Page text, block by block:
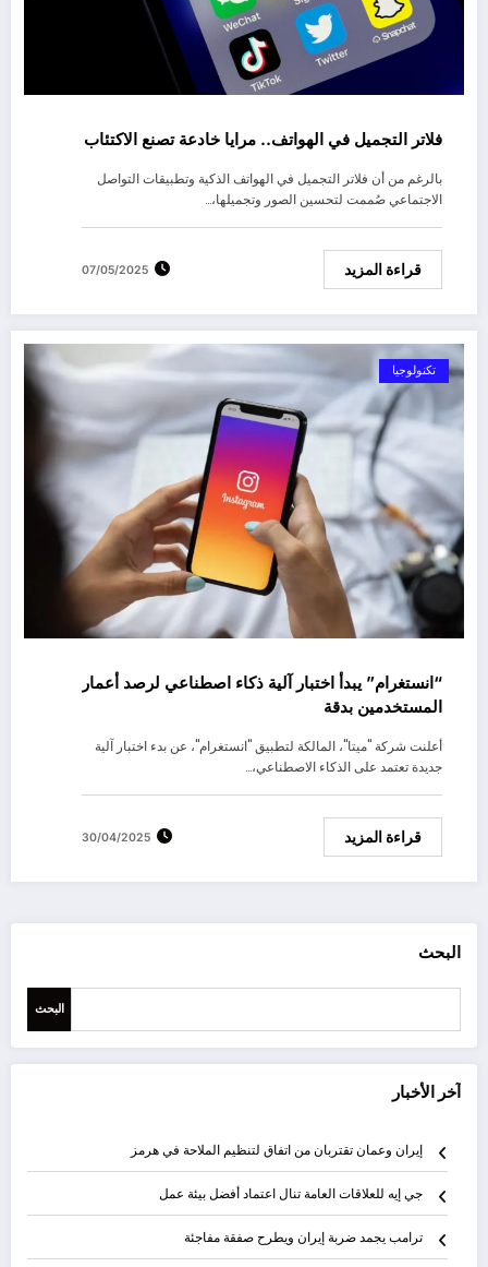
فلاتر التجميل في الهواتف.. مرايا خادعة تصنع الاكتئاب
بالرغم من أن فلاتر التجميل في الهواتف الذكية وتطبيقات التواصل
الاجتماعي صُممت لتحسين الصور وتجميلها،…
قراءة المزيد 07/05/2025
تكنولوجيا
“انستغرام” يبدأ اختبار آلية ذكاء اصطناعي لرصد أعمار
المستخدمين بدقة
أعلنت شركة "ميتا"، المالكة لتطبيق "انستغرام"، عن بدء اختبار آلية
جديدة تعتمد على الذكاء الاصطناعي،…
قراءة المزيد 30/04/2025
البحث
البحث
آخر الأخبار
إيران وعمان تقتربان من اتفاق لتنظيم الملاحة في هرمز
جي إيه للعلاقات العامة تنال اعتماد أفضل بيئة عمل
ترامب يجمد ضربة إيران ويطرح صفقة مفاجئة